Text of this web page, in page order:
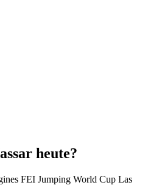
heute?
FEI Jumping World Cup Las